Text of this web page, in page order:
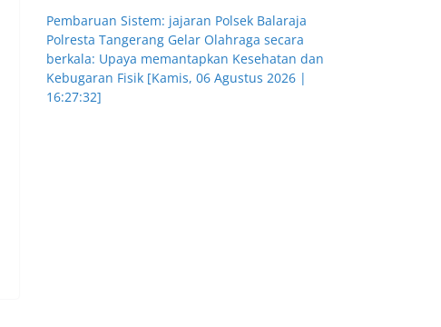
Pembaruan Sistem: jajaran Polsek Balaraja
Polresta Tangerang Gelar Olahraga secara
berkala: Upaya memantapkan Kesehatan dan
Kebugaran Fisik [Kamis, 06 Agustus 2026 |
16:27:32]